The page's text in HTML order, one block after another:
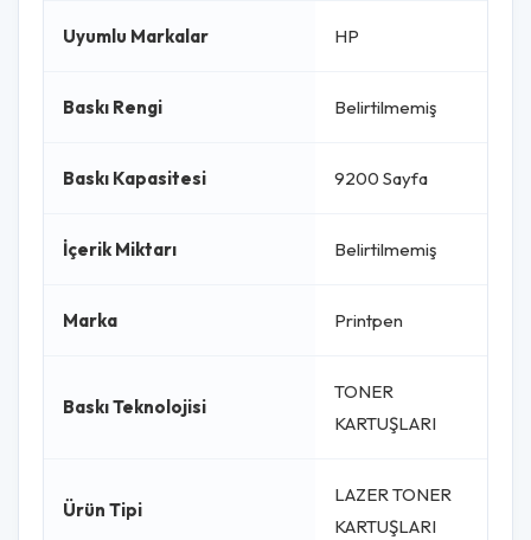
Uyumlu Markalar HP
Baskı Rengi Belirtilmemiş
Baskı Kapasitesi 9200 Sayfa
İçerik Miktarı Belirtilmemiş
Marka Printpen
Baskı Teknolojisi
TONER
KARTUŞLARI
Ürün Tipi
LAZER TONER
KARTUŞLARI